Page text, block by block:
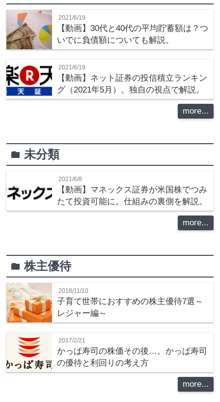
2021/6/19
【動画】30代と40代の平均貯蓄額は？つ
いでに負債額についても解説。
2021/6/19
【動画】ネット証券の投信積立ランキン
グ（2021年5月）。独自の視点で解説。
more...
folder未分類
2021/6/8
【動画】マネックス証券が米国株でつみ
たて投資可能に。仕組みの裏側を解説。
more...
folder株主優待
2018/11/10
子育て世帯におすすめの株主優待7選～
レジャー編～
2017/2/21
かっぱ寿司の株価その後…。かっぱ寿司
の優待と利回りの考え方
more...